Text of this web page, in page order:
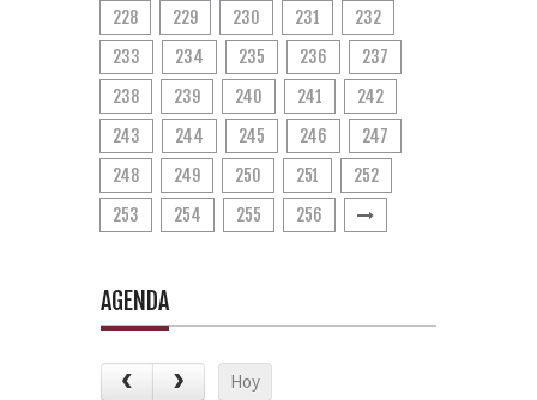
228
229 230 231
232
233
234 235 236
237
238
239 240 241
242
243
244 245 246
247
248
249 250 251
252
253
254 255 256
AGENDA
Hoy